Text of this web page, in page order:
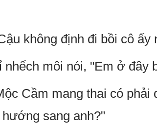
không định đi bồi cô ấy
môi nói, "Em ở đây
Cầm mang thai có phải
sang anh?"